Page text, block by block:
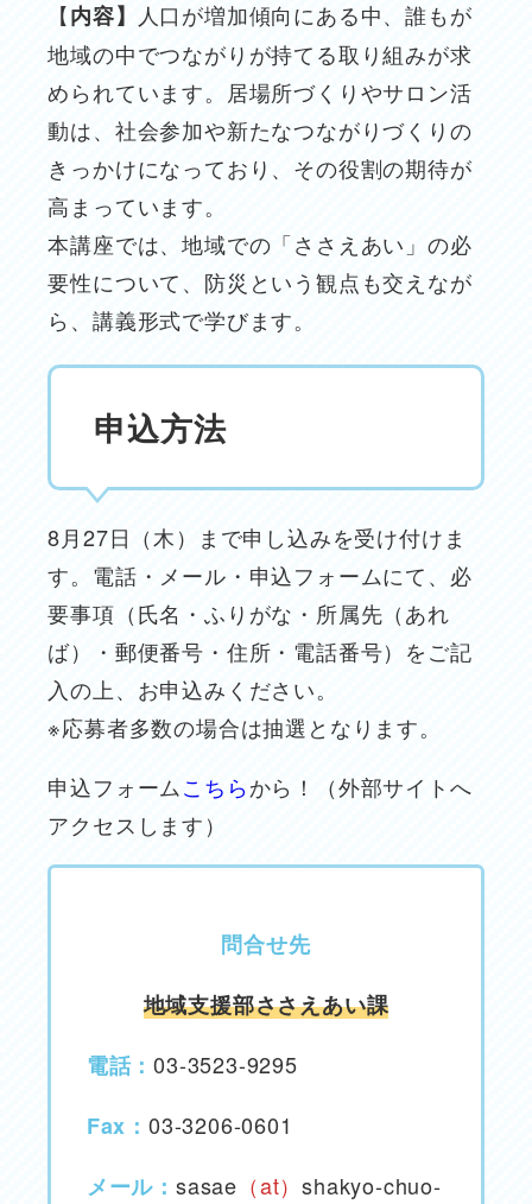
【内容】 人口が増加傾向にある中、誰もが
地域の中でつながりが持てる取り組みが求
められています。居場所づくりやサロン活
動は、社会参加や新たなつながりづくりの
きっかけになっており、その役割の期待が
高まっています。
本講座では、地域での「ささえあい」の必
要性について、防災という観点も交えなが
ら、講義形式で学びます。
申込方法
8月27日（木）まで申し込みを受け付けま
す。電話・メール・申込フォームにて、必
要事項（氏名・ふりがな・所属先（あれ
ば）・郵便番号・住所・電話番号）をご記
入の上、お申込みください。
※応募者多数の場合は抽選となります。
申込フォームこちらから！（外部サイトへ
アクセスします）
問合せ先
地域支援部ささえあい課
電話：03-3523-9295
Fax： 03-3206-0601
メール： sasae （at）shakyo-chuo-